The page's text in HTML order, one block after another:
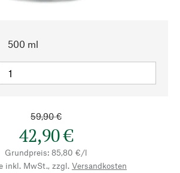
500 ml
59,90 €
42,90 €
Grundpreis: 85,80 €/l
inkl. MwSt., zzgl. Versandkosten